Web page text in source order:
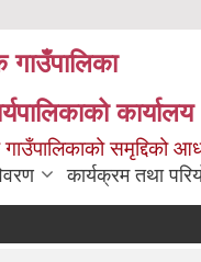
समृद्दिको
कार्यक्रम तथा